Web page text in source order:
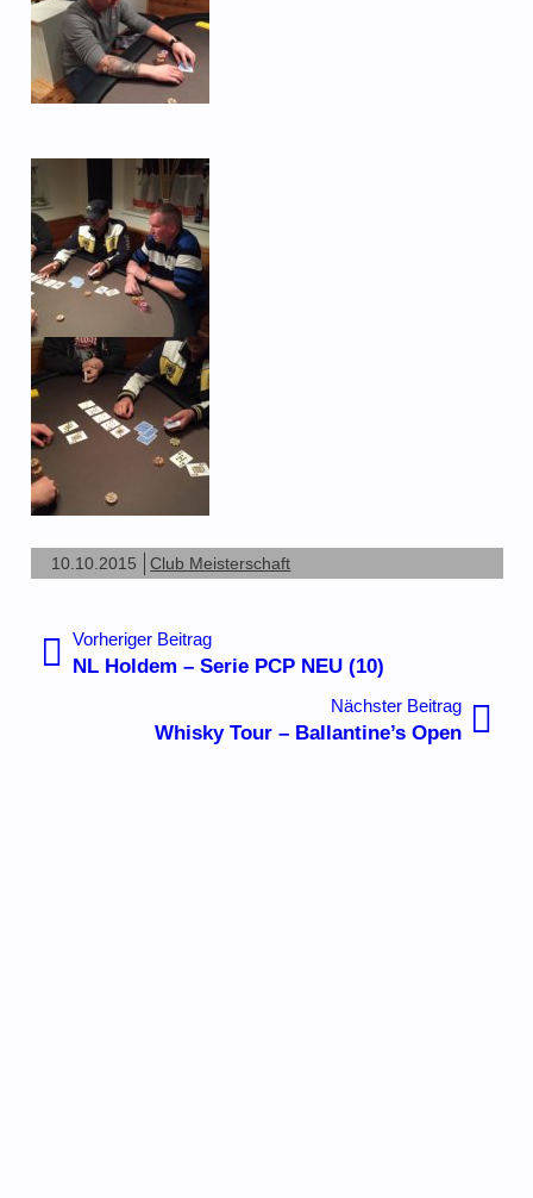
10.10.2015 Club Meisterschaft
Beitragsnavigation
Vorheriger BeitragVorheriger
Beitrag:
NL Holdem – Serie PCP NEU (10)
Nächster Beitrag
Beitrag:
Whisky Tour – Ballantine’s Open